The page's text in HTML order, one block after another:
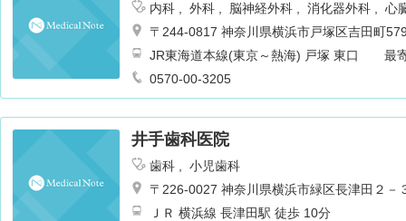
内科 外科 脳神経外科 消化器外科
心
皮膚科
泌尿器科 耳鼻咽喉科
リハビ
麻酔科
乳腺外科 循環器内科
〒244-0817 神奈川県横浜市戸塚区吉田町
JR東海道本線(東京～熱海) 戸塚 東口 最
送迎バスも運行あり 徒歩7分
0570-00-3205
井手歯科医院
歯科
小児歯科
〒226-0027 神奈川県横浜市緑区長津田２－
ＪＲ 横浜線 長津田駅 徒歩 10分